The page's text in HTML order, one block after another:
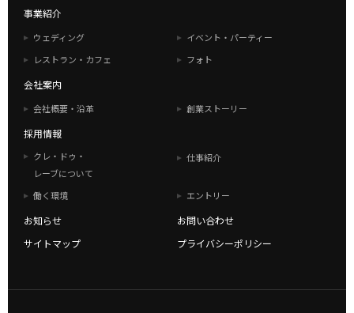
事業紹介
ウェディング
イベント・パーティー
レストラン・カフェ
フォト
会社案内
会社概要・沿革 創業ストーリー
採用情報
クレ・ドゥ・
レーブについて
仕事紹介
働く環境 エントリー
お知らせ
お問い合わせ
サイトマップ
プライバシーポリシー